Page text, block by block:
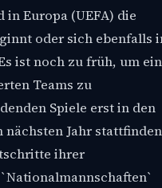
Europa (UEFA) die
oder sich ebenfalls
ist noch zu früh, um
Teams zu
Spiele erst in den
Jahr stattfinden
ihrer